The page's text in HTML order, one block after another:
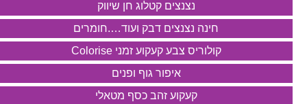
נצנצים קטלוג חן שיווק
חינה נצנצים דבק ועוד….חומרים
קולוריס צבע קעקוע זמני Colorise
איפור גוף ופנים
קעקוע זהב כסף מטאלי